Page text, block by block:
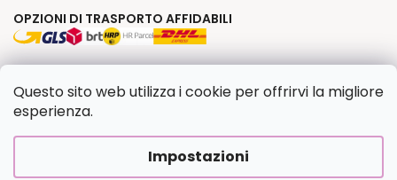
Questo sito web utilizza i cookie per offrirvi la migliore
esperienza.
Impostazioni
OPZIONI DI TRASPORTO AFFIDABILI
Creato da Shoptet Premium|UpraviloFV STUDIO
Copyright 2026Dipingilo.it. Tutti i diritti riservati.